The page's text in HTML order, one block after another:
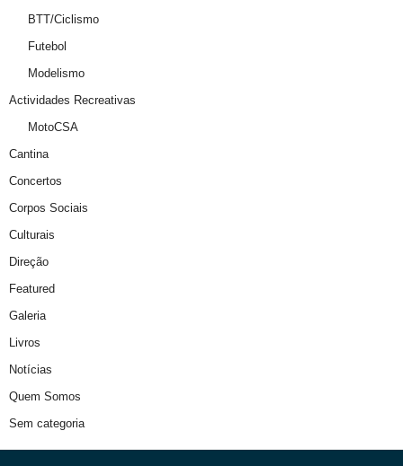
BTT/Ciclismo
Futebol
Modelismo
Actividades Recreativas
MotoCSA
Cantina
Concertos
Corpos Sociais
Culturais
Direção
Featured
Galeria
Livros
Notícias
Quem Somos
Sem categoria